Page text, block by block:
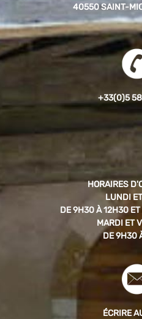
40550 SAINT-
+33(0)5
HORAIRES
LUNDI
DE 9H30 À 12H30
MARDI ET
DE 9H30
ÉCRIRE